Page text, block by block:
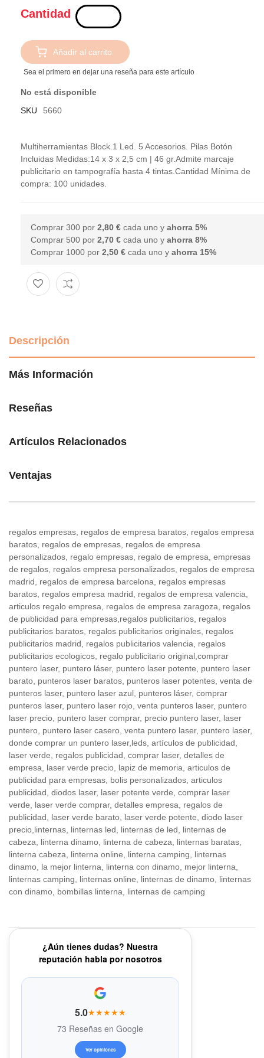
Cantidad
Añadir al carrito
Sea el primero en dejar una reseña para este artículo
No está disponible
SKU
5660
Multiherramientas Block.1 Led. 5 Accesorios. Pilas Botón
Incluidas Medidas:14 x 3 x 2,5 cm | 46 gr.Admite marcaje
publicitario en tampografía hasta 4 tintas.Cantidad Mínima de
compra: 100 unidades.
Comprar 300 por2,80 € cada uno yahorra5%
Comprar 500 por2,70 € cada uno yahorra8%
Comprar 1000 por2,50 € cada uno yahorra 15%
Descripción
Más Información
Reseñas
Artículos Relacionados
Ventajas
regalos empresas, regalos de empresa baratos, regalos empresa
baratos, regalos de empresas, regalos de empresa
personalizados, regalo empresas, regalo de empresa, empresas
de regalos, regalos empresa personalizados, regalos de empresa
madrid, regalos de empresa barcelona, regalos empresas
baratos, regalos empresa madrid, regalos de empresa valencia,
articulos regalo empresa, regalos de empresa zaragoza, regalos
de publicidad para empresas,regalos publicitarios, regalos
publicitarios baratos, regalos publicitarios originales, regalos
publicitarios madrid, regalos publicitarios valencia, regalos
publicitarios ecologicos, regalo publicitario original,comprar
puntero laser, puntero láser, puntero laser potente, puntero laser
barato, punteros laser baratos, punteros laser potentes, venta de
punteros laser, puntero laser azul, punteros láser, comprar
punteros laser, puntero laser rojo, venta punteros laser, puntero
laser precio, puntero laser comprar, precio puntero laser, laser
puntero, puntero laser casero, venta puntero laser, puntero laser,
donde comprar un puntero laser,leds, artículos de publicidad,
laser verde, regalos publicidad, comprar laser, detalles de
empresa, laser verde precio, lapiz de memoria, articulos de
publicidad para empresas, bolis personalizados, articulos
publicidad, diodos laser, laser potente verde, comprar laser
verde, laser verde comprar, detalles empresa, regalos de
publicidad, laser verde barato, laser verde potente, diodo laser
precio,linternas, linternas led, linternas de led, linternas de
cabeza, linterna dinamo, linterna de cabeza, linternas baratas,
linterna cabeza, linterna online, linterna camping, linternas
dinamo, la mejor linterna, linterna con dinamo, mejor linterna,
linternas camping, linternas online, linternas de dinamo, linternas
con dinamo, bombillas linterna, linternas de camping
¿Aún tienes dudas? Nuestra
reputación habla por nosotros
5.0★★★★★
73 Reseñas en Google
Ver opiniones